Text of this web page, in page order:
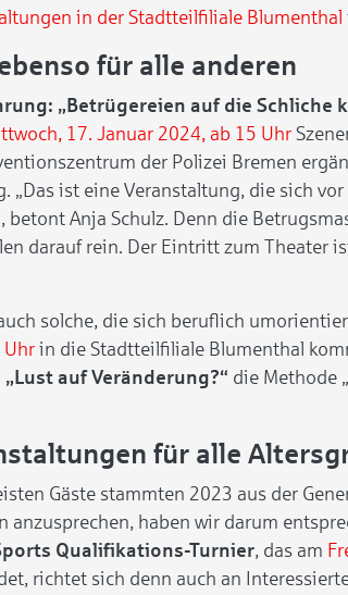
in der Stadtteilfiliale Blumenthal
für alle anderen
„Betrügereien auf die Schliche
17. Januar 2024, ab 15 Uhr
der Polizei Bremen
ist eine Veranstaltung, die sich vor
Anja Schulz. Denn die
darauf rein. Der Eintritt zum Theater
solche, die sich beruflich
Uhr in die Stadtteilfiliale Blumenthal
„Lust auf Veränderung?“ die Methode
für alle
Gäste stammten 2023 aus der
anzusprechen, haben wir darum
Qualifikations-Turnier, das am
richtet sich denn auch an